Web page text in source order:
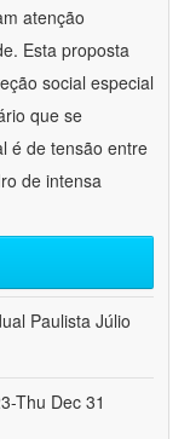
atenção
Esta proposta
social especial
que se
é de tensão entre
de intensa
Paulista Júlio
Thu Dec 31